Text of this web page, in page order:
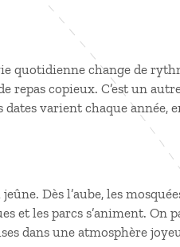
quotidienne change de
repas copieux. C’est un
dates varient chaque
Dès l’aube, les
et les parcs s’animent. On
dans une atmosphère